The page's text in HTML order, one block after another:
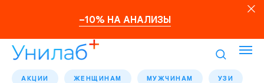
–10% НА АНАЛИЗЫ
АКЦИИ ЖЕНЩИНАМ МУЖЧИНАМ УЗИ